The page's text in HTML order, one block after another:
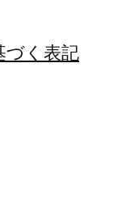
づく表記